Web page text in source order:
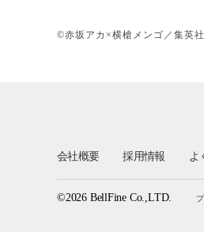
©赤坂アカ×横槍メンゴ／集英
会社概要 採用情報 よ
©2026 BellFine Co.,LTD.